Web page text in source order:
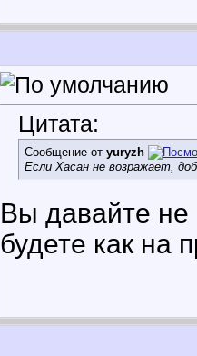
Цитата:
Сообщение от yuryzh
Если Хасан не возражает,
Вы давайте не
будете как на